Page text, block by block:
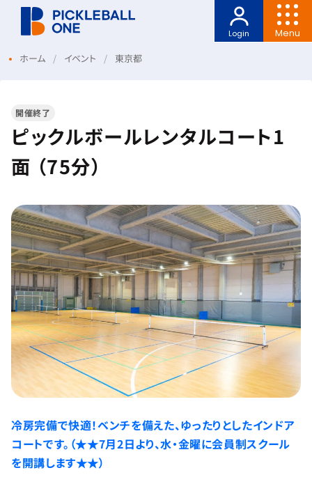
Menu
Login
ホーム イベント 東京都
開催終了
ピックルボールレンタルコート1
面 （75分）
冷房完備で快適！ベンチを備えた、ゆったりとしたインドア
コートです。（★★7月2日より、水・金曜に会員制スクール
を開講します★★）